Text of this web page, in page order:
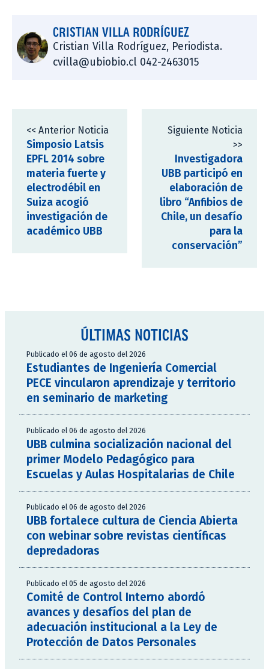
CRISTIAN VILLA RODRÍGUEZ
Cristian Villa Rodríguez, Periodista.
cvilla@ubiobio.cl 042-2463015
<< Anterior Noticia
Simposio Latsis
EPFL 2014 sobre
materia fuerte y
electrodébil en
Suiza acogió
investigación de
académico UBB
Siguiente Noticia
>>
Investigadora
UBB participó en
elaboración de
libro “Anfibios de
Chile, un desafío
para la
conservación”
ÚLTIMAS NOTICIAS
Publicado el 06 de agosto del 2026
Estudiantes de Ingeniería Comercial
PECE vincularon aprendizaje y territorio
en seminario de marketing
Publicado el 06 de agosto del 2026
UBB culmina socialización nacional del
primer Modelo Pedagógico para
Escuelas y Aulas Hospitalarias de Chile
Publicado el 06 de agosto del 2026
UBB fortalece cultura de Ciencia Abierta
con webinar sobre revistas científicas
depredadoras
Publicado el 05 de agosto del 2026
Comité de Control Interno abordó
avances y desafíos del plan de
adecuación institucional a la Ley de
Protección de Datos Personales